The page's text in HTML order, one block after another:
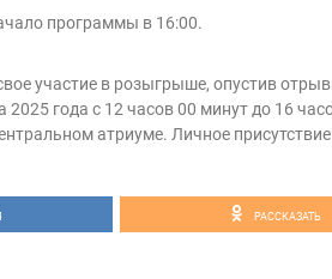
программы в 16:00.
участие в розыгрыше, опустив
2025 года с 12 часов 00 минут до 16
атриуме. Личное
РАССКАЗАТЬ